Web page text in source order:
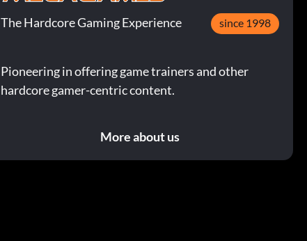
The Hardcore Gaming Experience since 1998
Pioneering in offering game trainers and other
hardcore gamer-centric content.
More about us